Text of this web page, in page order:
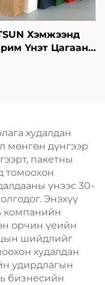
Хэмжээнд
Үнэт Цагаан
худалдан
мөнгөн дүнгээр
пакетны
томоохон
үнээс 30-
Энэхүү
компанийн
орчин үеийн
шийдлийг
худалдан
удирдлагын
бизнесийн